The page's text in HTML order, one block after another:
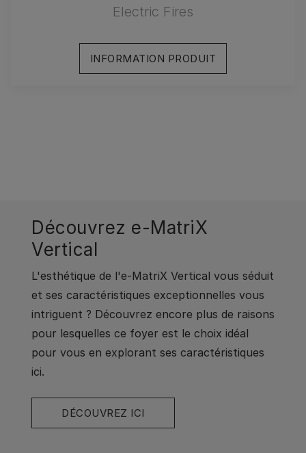
Electric Fires
INFORMATION PRODUIT
Découvrez e-MatriX
Vertical
L'esthétique de l'e-MatriX Vertical vous séduit
et ses caractéristiques exceptionnelles vous
intriguent ? Découvrez encore plus de raisons
pour lesquelles ce foyer est le choix idéal
pour vous en explorant ses caractéristiques
ici.
DÉCOUVREZ ICI